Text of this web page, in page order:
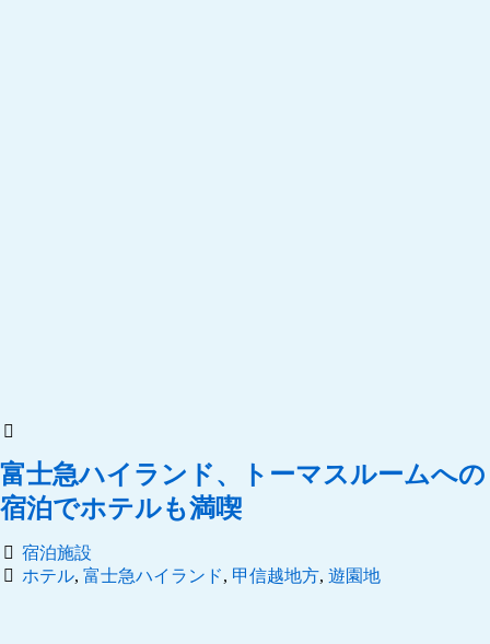
富士急ハイランド、トーマスルームへの
宿泊でホテルも満喫
宿泊施設
ホテル,富士急ハイランド, 甲信越地方,遊園地